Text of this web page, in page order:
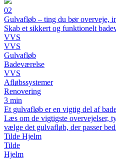
02
Gulvafløb – ting du bør overveje,
Skab et sikkert og funktionelt
VVS
VVS
Gulvafløb
Badeværelse
VVS
Afløbssystemer
Renovering
3 min
Et gulvafløb er en vigtig del af
Læs om de vigtigste overvejelser,
vælge det gulvafløb, der passer
Tilde Hjelm
Tilde
Hjelm